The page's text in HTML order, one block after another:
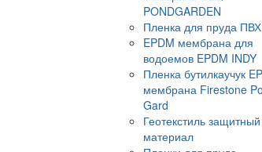
PONDGARDEN
Пленка для пруда ПВХ
EPDM мембрана для
водоемов EPDM INDY
Пленка бутилкаучук
мембрана Firestone
Gard
Геотекстиль защитный
материал